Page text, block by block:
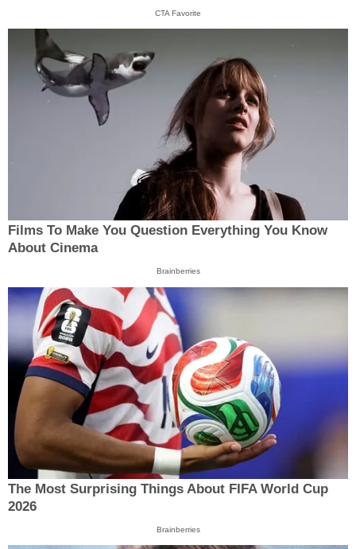
CTA Favorite
Films To Make You Question Everything You Know
About Cinema
Brainberries
The Most Surprising Things About FIFA World Cup
2026
Brainberries